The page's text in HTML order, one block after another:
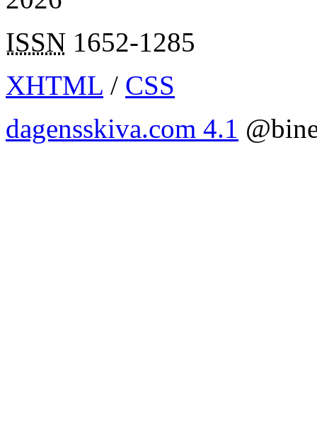
ISSN 1652-1285
XHTML / CSS
dagensskiva.com 4.1